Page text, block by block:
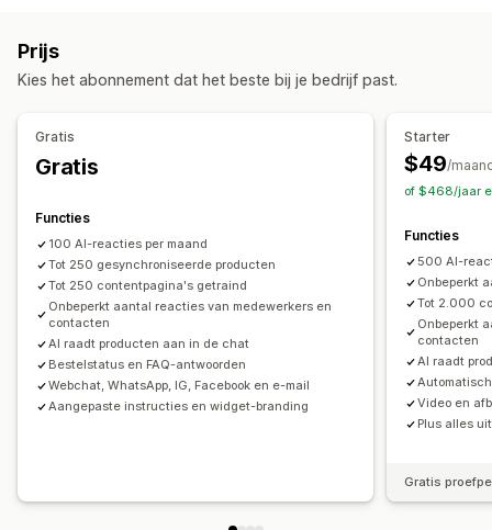
Geautomatiseerde antwoorden
Begroetingen
Snelle reacties
Updates van bestellingen
Upselling
Kleur en lettertype
Chatvenster
Openingstijden
Welkomstberichten
Tagging Chattoewijzing Chatstromen Agentavatar
Helpcentrum
Op regels gebaseerde triggers
Escalatie
Meerdere talen Analytics
Prijs
Kies het abonnement dat het beste bij je bedrijf past.
Gratis
Gratis
Functies
100 AI-reacties per maand
Tot 250 gesynchroniseerde producten
Tot 250 contentpagina's getraind
Onbeperkt aantal reacties van medewerkers en
contacten
AI raadt producten aan in de chat
Bestelstatus en FAQ-antwoorden
Webchat, WhatsApp, IG, Facebook en e-mail
Aangepaste instructies en widget-branding
Starter
$49/
of $468/jaar
Functies
500 AI-
Onbeperkt
Tot 2.000
Onbeperkt
contacten
AI raadt
Video en
Plus alles
Gratis